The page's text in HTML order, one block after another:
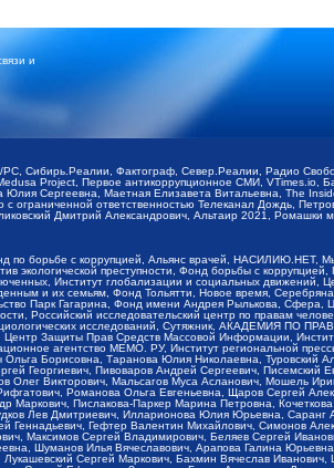
и
Сибирь.Реалии, Фактограф, Север.Реалии, Радио
Project, Первое антикоррупционное СМИ,
Сергеевна, Маетная Елизавета Витальевна, The
ответственностью Телеканал Дождь,
Дмитрий Александрович, Альтаир 2021, Ромашки
по борьбе с коррупцией, Альянс врачей,
экологической преступности, Фонд борьбы с
Институт глобализации и социальных
и их семьям, Фонд Тольятти, Новое время,
Парк Гагарина, Фонд имени Андрея Рылькова,
Российский исследовательский центр по правам
исследований, Сутяжник, АКАДЕМИЯ ПО
Защиты Прав Средств Массовой Информации,
агентство МЕМО. РУ, Институт региональной
Борисовна, Таранова Юлия Николаевна, Туровский
Георгиевич, Пивоваров Андрей Сергеевич, Писемский
Викторович, Мальсагов Муса Асланович, Мошель
Романова Ольга Евгеньевна, Щаров Сергей
Пислакова-Паркер Марина Петровна,
Лев Дмитриевич, Илларионова Юлия Юрьевна,
Гефтер Валентин Михайлович, Симонов
Максимов Сергей Владимирович, Беляев Сергей
Шуманов Илья Вячеславович, Арапова Галина
Сергей Маркович, Бахмин Вячеслав